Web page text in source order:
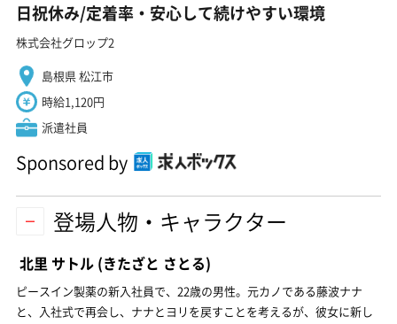
日祝休み/定着率・安心して続けやすい環境
株式会社グロップ2
島根県 松江市
時給1,120円
派遣社員
Sponsored by
登場人物・キャラクター
北里 サトル (きたざと さとる)
ピースイン製薬の新入社員で、22歳の男性。元カノである藤波ナナ
と、入社式で再会し、ナナとヨリを戻すことを考えるが、彼女に新し